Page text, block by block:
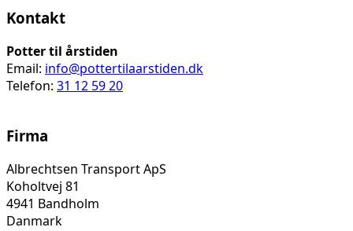
Kontakt
Potter til årstiden
Email: info@pottertilaarstiden.dk
Telefon: 31 12 59 20
Firma
Albrechtsen Transport ApS
Koholtvej 81
4941 Bandholm
Danmark